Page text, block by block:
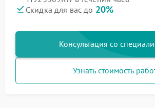
Скидка для вас до 20%
Консультация со
Узнать стоимость